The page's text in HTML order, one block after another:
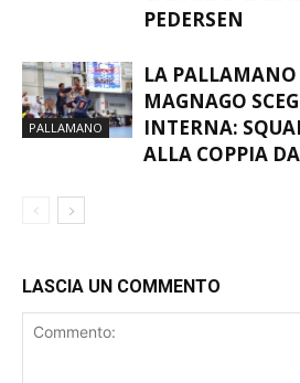
CADARSO
LA PALLAMANO
MAGNAGO
INTERNA:
LASCIA UN COMMENTO